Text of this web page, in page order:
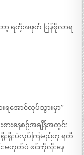
ရတီ့အဖုတ် ပြန်စိုလာရ
ရအောင်လုပ်သွားမှာ”
ားနေစဉ်အချိန်အတွင်း
းရိုးပဲလုပ်ကြမည်ဟု ရတီ
မဟုတ်ပဲ ဖင်ကိုလိုးနေ